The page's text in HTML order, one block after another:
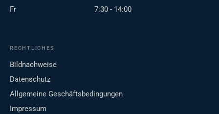
Fr
7:30 - 14:00
RECHTLICHES
Bildnachweise
Datenschutz
Allgemeine Geschäftsbedingungen
Impressum